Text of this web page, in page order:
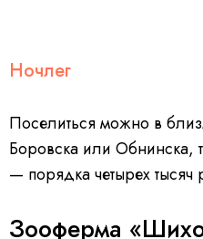
Ночлег
Поселиться можно в
Боровска или Обнинска,
— порядка четырех тысяч
Зооферма